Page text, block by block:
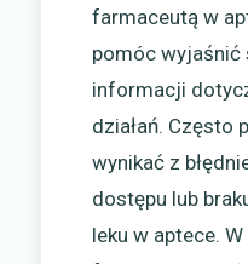
farmaceutą w
pomóc wyjaśnić
informacji
działań. Często
wynikać z
dostępu lub
leku w aptece.